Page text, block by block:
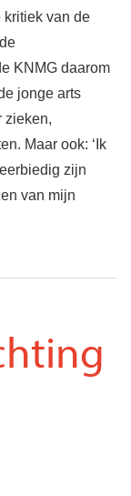
kritiek van de
KNMG daarom
jonge arts
zieken,
Maar ook: ‘Ik
zijn
van mijn